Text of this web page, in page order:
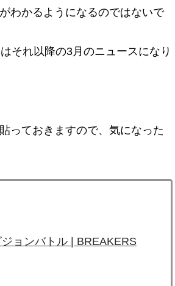
わかるようになるのではないで
それ以降の3月のニュースになり
っておきますので、気になった
ョンバトル | BREAKERS